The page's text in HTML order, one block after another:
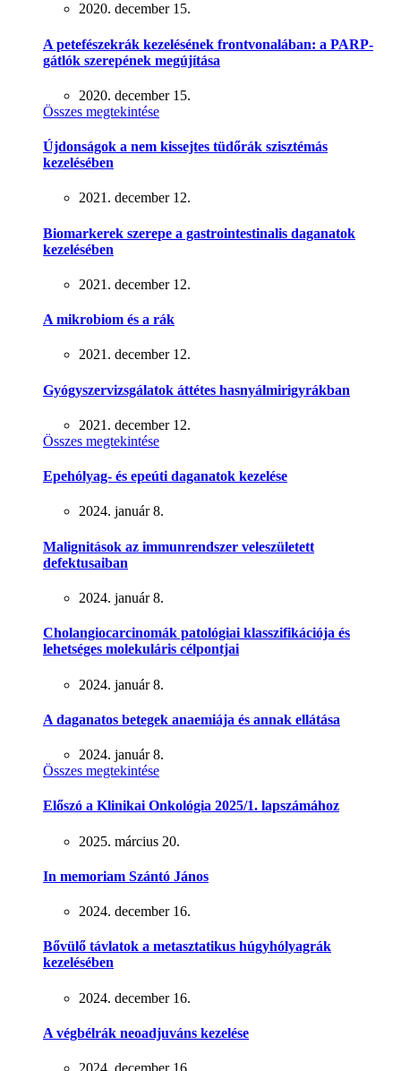
2020. december 15.
A petefészekrák kezelésének frontvonalában: a PARP-
gátlók szerepének megújítása
2020. december 15.
Összes megtekintése
Újdonságok a nem kissejtes tüdőrák szisztémás
kezelésében
2021. december 12.
Biomarkerek szerepe a gastrointestinalis daganatok
kezelésében
2021. december 12.
A mikrobiom és a rák
2021. december 12.
Gyógyszervizsgálatok áttétes hasnyálmirigyrákban
2021. december 12.
Összes megtekintése
Epehólyag- és epeúti daganatok kezelése
2024. január 8.
Malignitások az immunrendszer veleszületett
defektusaiban
2024. január 8.
Cholangiocarcinomák patológiai klasszifikációja és
lehetséges molekuláris célpontjai
2024. január 8.
A daganatos betegek anaemiája és annak ellátása
2024. január 8.
Összes megtekintése
Előszó a Klinikai Onkológia 2025/1. lapszámához
2025. március 20.
In memoriam Szántó János
2024. december 16.
Bővülő távlatok a metasztatikus húgyhólyagrák
kezelésében
2024. december 16.
A végbélrák neoadjuváns kezelése